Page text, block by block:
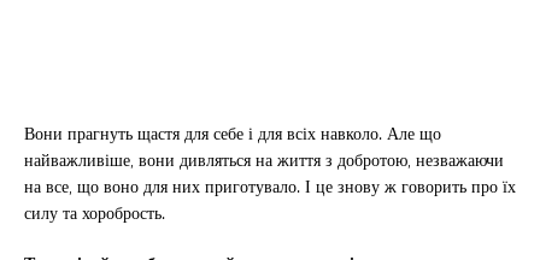
Вони прагнуть щастя для себе і для всіх навколо. Але що
найважливіше, вони дивляться на життя з добротою, незважаючи
на все, що воно для них приготувало. І це знову ж говорить про їх
силу та хоробрость.